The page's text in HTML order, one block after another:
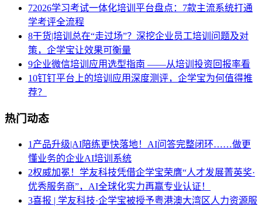
72026学习考试一体化培训平台盘点：7款主流系统打通
学考评全流程
8干货|培训总在“走过场”？深挖企业员工培训问题及对
策，企学宝让效果可衡量
9企业微信培训应用选型指南 ——从培训投资回报率看
10钉钉平台上的培训应用深度测评，企学宝为何值得推
荐？
热门动态
1 产品升级|AI陪练更快落地！AI问答完整闭环……做更
懂业务的企业AI培训系统
2权威加冕！学友科技凭借企学宝荣膺“人才发展菁英奖·
优秀服务商”，AI全球化实力再赢专业认证！
3喜报 | 学友科技·企学宝被授予粤港澳大湾区人力资源服